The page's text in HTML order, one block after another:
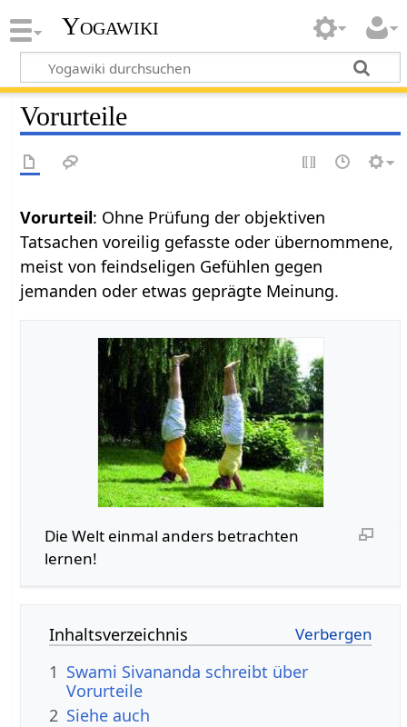
Yogawiki
Vorurteile
Vorurteil: Ohne Prüfung der objektiven
Tatsachen voreilig gefasste oder übernommene,
meist von feindseligen Gefühlen gegen
jemanden oder etwas geprägte Meinung.
Die Welt einmal anders betrachten
lernen!
Inhaltsverzeichnis
1 Swami Sivananda schreibt über
Vorurteile
2 Siehe auch